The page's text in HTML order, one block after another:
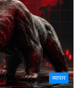
व्यापार